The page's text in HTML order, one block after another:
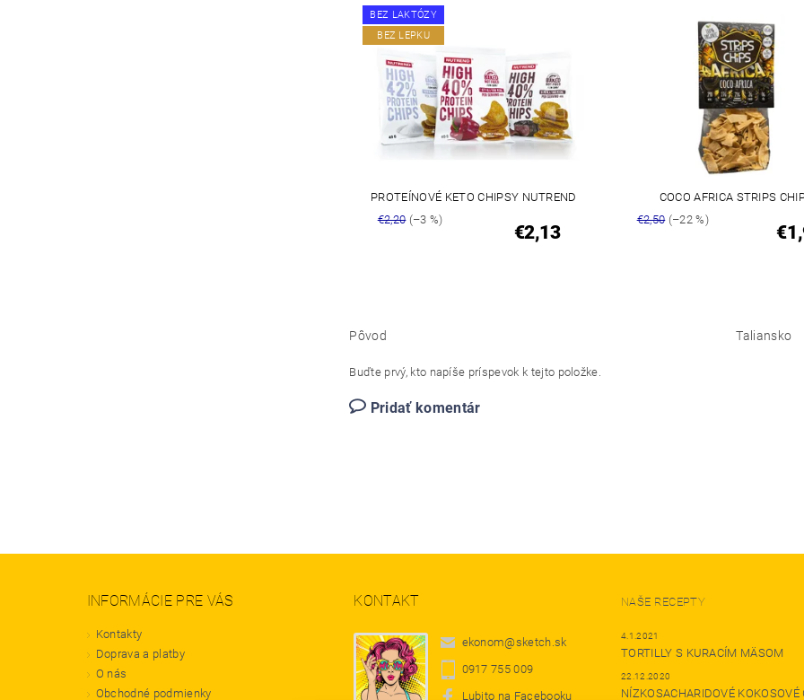
BEZ LAKTÓZY
BEZ LEPKU
PROTEÍNOVÉ KETO CHIPSY NUTREND
€2,20(–3 %)
€2,13
COCO AFRICA STRIPS
€2,50(–22 %)
Pôvod Taliansko
Buďte prvý, kto napíše príspevok k tejto položke.
Pridať komentár
INFORMÁCIE PRE VÁS
Kontakty
Doprava a platby
O nás
Obchodné podmienky
KONTAKT
ekonom@sketch.sk
0917 755 009
Lubito na Facebooku
NAŠE RECEPTY
4.1.2021
TORTILLY S KURACÍM MÄSOM
22.12.2020
NÍZKOSACHARIDOVÉ KOKOSOVÉ